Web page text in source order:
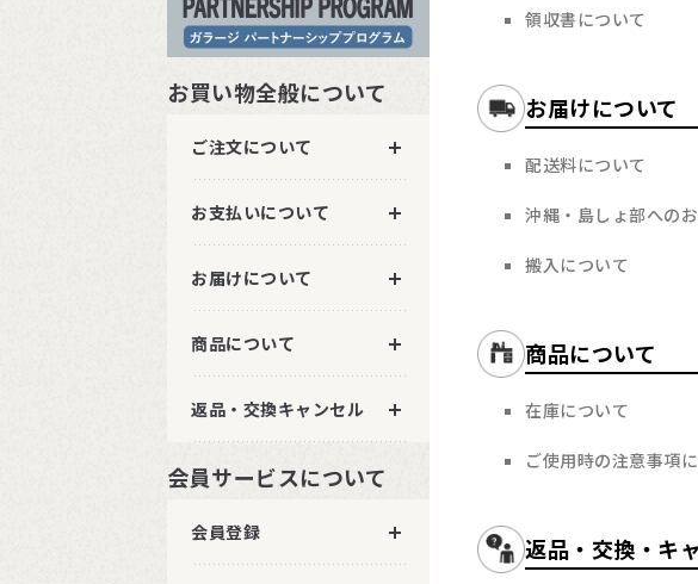
お買い物全般について
ご注文について
お支払いについて
お届けについて
商品について
返品・交換キャンセル
会員サービスについて
会員登録
領収書について
お届けについて
配送料について
沖縄・島しょ部への
搬入について
商品について
在庫について
ご使用時の注意事項
返品・交換・キ